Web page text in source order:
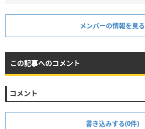
メンバーの情報を見る
この記事へのコメント
コメント
書き込みする(0件)